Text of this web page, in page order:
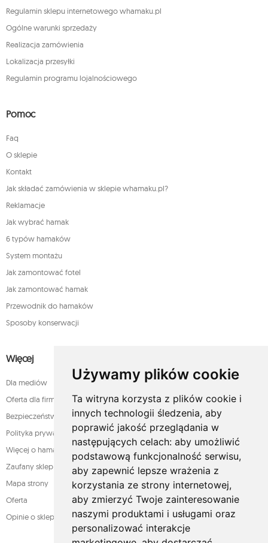
Używamy plików cookie
Ta witryna korzysta z plików cookie i
innych technologii śledzenia, aby
poprawić jakość przeglądania w
następujących celach: aby umożliwić
podstawową funkcjonalność serwisu,
aby zapewnić lepsze wrażenia z
korzystania ze strony internetowej,
aby zmierzyć Twoje zainteresowanie
naszymi produktami i usługami oraz
personalizować interakcje
Regulamin sklepu internetowego whamaku.pl
Ogólne warunki sprzedaży
Realizacja zamówienia
Lokalizacja przesyłki
Regulamin programu lojalnościowego
Pomoc
Faq
O sklepie
Kontakt
Jak składać zamówienia w sklepie whamaku.pl?
Reklamacje
Jak wybrać hamak
6 typów hamaków
System montażu
Jak zamontować fotel
Jak zamontować hamak
Przewodnik do hamaków
Sposoby konserwacji
Więcej
Dla mediów
Oferta dla firm
Bezpieczeństwo płatności
Polityka prywatności
Więcej o hamakach
Zaufany sklep
Mapa strony
Oferta
Opinie o sklepie